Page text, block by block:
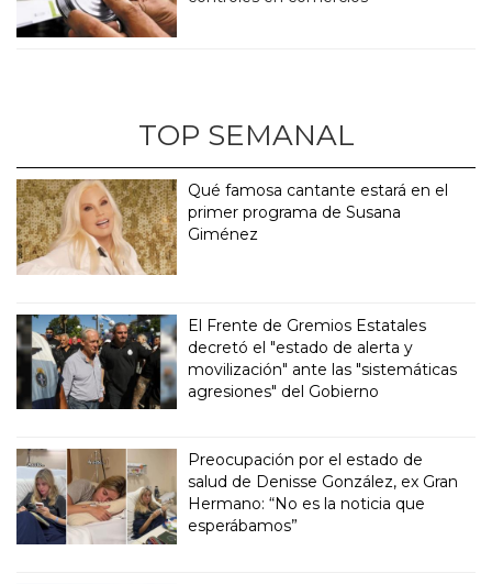
TOP SEMANAL
Qué famosa cantante estará en el
primer programa de Susana
Giménez
El Frente de Gremios Estatales
decretó el "estado de alerta y
movilización" ante las "sistemáticas
agresiones" del Gobierno
Preocupación por el estado de
salud de Denisse González, ex Gran
Hermano: “No es la noticia que
esperábamos”